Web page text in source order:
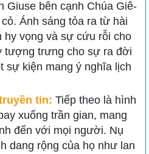
Giuse bên cạnh Chúa Giê-
Ánh sáng tỏa ra từ hài
hy vọng và sự cứu rỗi cho
tượng trưng cho sự ra đời
sự kiện mang ý nghĩa lịch
tin: Tiếp theo là hình
xuống trần gian, mang
đến với mọi người. Nụ
dang rộng của họ như lan